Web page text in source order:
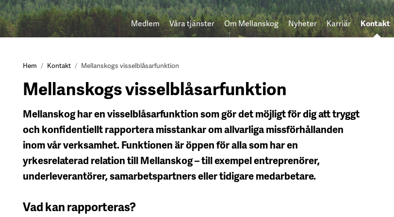
Medlem Våra tjänster Om Mellanskog Nyheter Karriär Kontakt
Hem Kontakt Mellanskogs visselblåsarfunktion
Mellanskogs visselblåsarfunktion
Mellanskog har en visselblåsarfunktion som gör det möjligt för dig att tryggt
och konfidentiellt rapportera misstankar om allvarliga missförhållanden
inom vår verksamhet. Funktionen är öppen för alla som har en
yrkesrelaterad relation till Mellanskog – till exempel entreprenörer,
underleverantörer, samarbetspartners eller tidigare medarbetare.
Vad kan rapporteras?